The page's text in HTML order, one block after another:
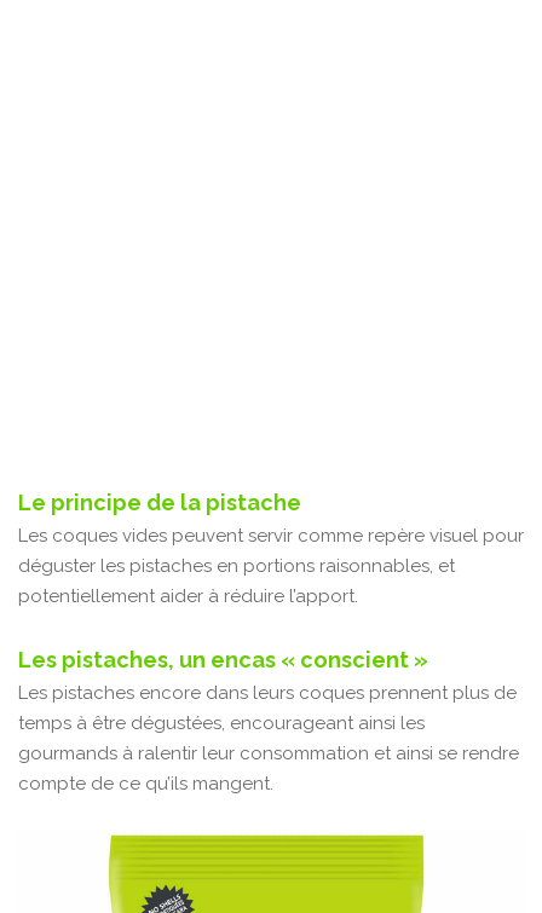
Le principe de la pistache
Les coques vides peuvent servir comme repère visuel pour
déguster les pistaches en portions raisonnables, et
potentiellement aider à réduire l’apport.
Les pistaches, un encas « conscient »
Les pistaches encore dans leurs coques prennent plus de
temps à être dégustées, encourageant ainsi les
gourmands à ralentir leur consommation et ainsi se rendre
compte de ce qu’ils mangent.